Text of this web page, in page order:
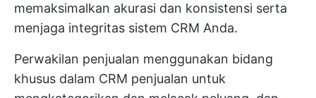
memaksimalkan akurasi dan konsistensi serta
menjaga integritas sistem CRM Anda.
Perwakilan penjualan menggunakan bidang
khusus dalam CRM penjualan untuk